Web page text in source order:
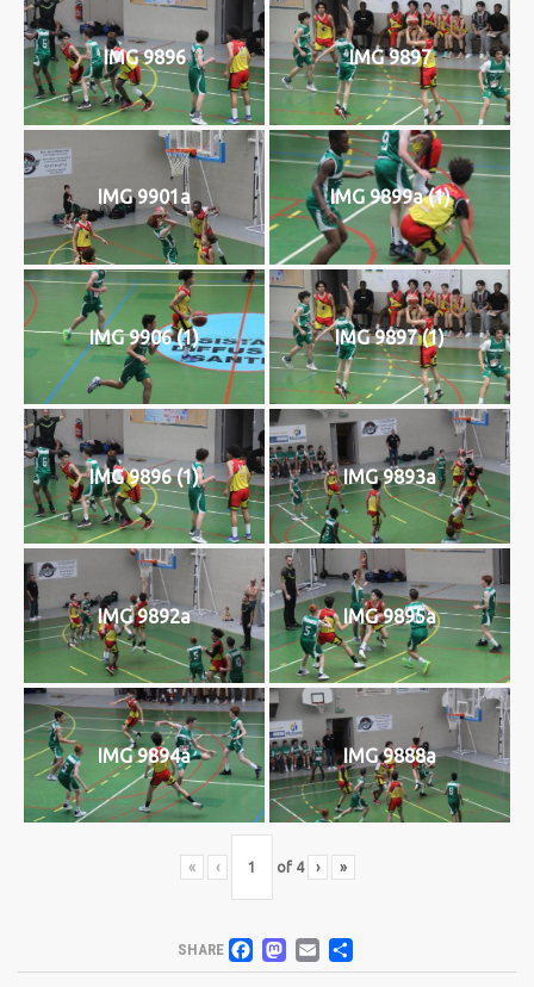
IMG 9896 IMG 9897
IMG 9901a IMG 9899a (1)
IMG 9906 (1) IMG 9897 (1)
IMG 9896 (1) IMG 9893a
IMG 9892a IMG 9895a
IMG 9894a IMG 9888a
« ‹ of 4 › »
SHARE FACEBOOK
MASTODON
EMAIL
PARTAGER